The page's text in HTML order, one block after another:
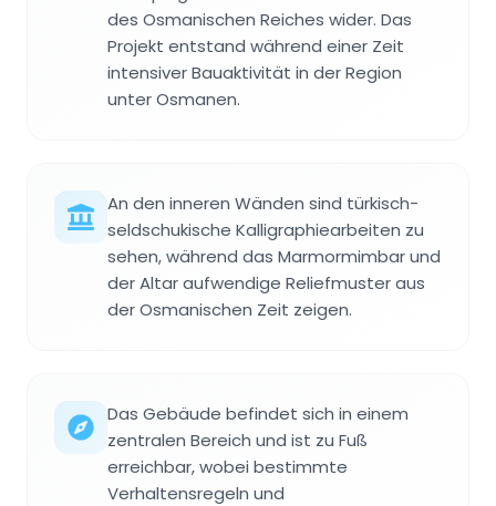
des Osmanischen Reiches wider. Das
Projekt entstand während einer Zeit
intensiver Bauaktivität in der Region
unter Osmanen.
An den inneren Wänden sind türkisch-
seldschukische Kalligraphiearbeiten zu
sehen, während das Marmormimbar und
der Altar aufwendige Reliefmuster aus
der Osmanischen Zeit zeigen.
Das Gebäude befindet sich in einem
zentralen Bereich und ist zu Fuß
erreichbar, wobei bestimmte
Verhaltensregeln und